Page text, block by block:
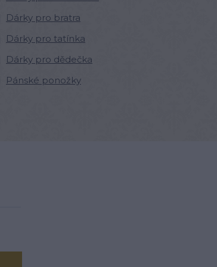
Dárky pro bratra
Dárky pro tatínka
Dárky pro dědečka
Pánské ponožky